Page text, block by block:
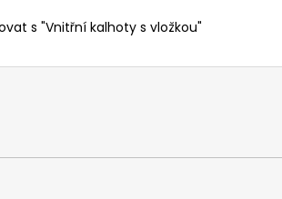
s "Vnitřní kalhoty s vložkou"